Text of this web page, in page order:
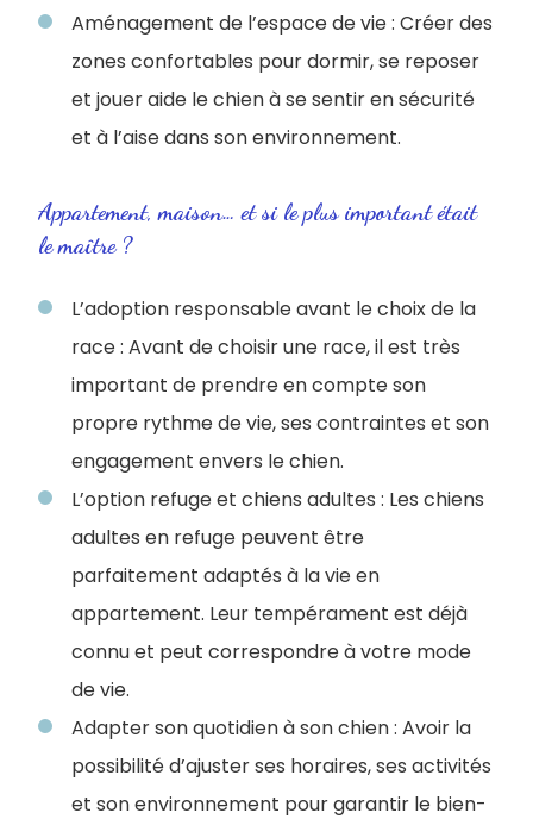
Aménagement de l’espace de vie : Créer des
zones confortables pour dormir, se reposer
et jouer aide le chien à se sentir en sécurité
et à l’aise dans son environnement.
Appartement, maison… et si le plus important était
le maître ?
L’adoption responsable avant le choix de la
race : Avant de choisir une race, il est très
important de prendre en compte son
propre rythme de vie, ses contraintes et son
engagement envers le chien.
L’option refuge et chiens adultes : Les chiens
adultes en refuge peuvent être
parfaitement adaptés à la vie en
appartement. Leur tempérament est déjà
connu et peut correspondre à votre mode
de vie.
Adapter son quotidien à son chien : Avoir la
possibilité d’ajuster ses horaires, ses activités
et son environnement pour garantir le bien-